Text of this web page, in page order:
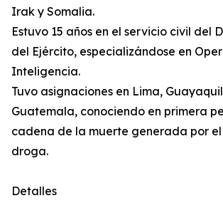
Irak y Somalia.
Estuvo 15 años en el servicio civil del
del Ejército, especializándose en
Inteligencia.
Tuvo asignaciones en Lima,
Guatemala, conociendo en primera
cadena de la muerte generada por
droga.
Detalles